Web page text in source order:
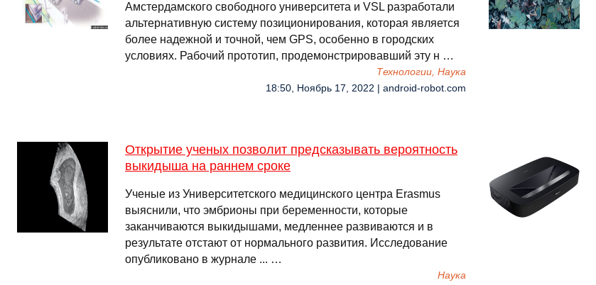
Амстердамского свободного университета и VSL разработали
альтернативную систему позиционирования, которая является
более надежной и точной, чем GPS, особенно в городских
условиях. Рабочий прототип, продемонстрировавший эту н …
Технологии, Наука
18:50, Ноябрь 17, 2022 | android-robot.com
Открытие ученых позволит предсказывать вероятность
выкидыша на раннем сроке
Ученые из Университетского медицинского центра Erasmus
выяснили, что эмбрионы при беременности, которые
заканчиваются выкидышами, медленнее развиваются и в
результате отстают от нормального развития. Исследование
опубликовано в журнале ... …
Наука